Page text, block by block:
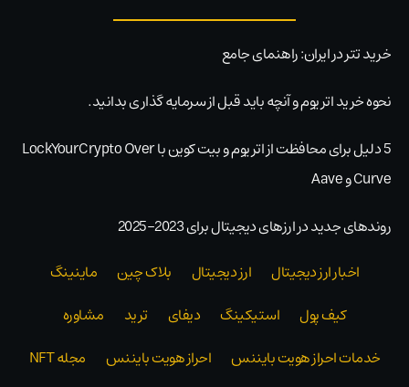
خرید تتر در ایران: راهنمای جامع
نحوه خرید اتریوم و آنچه باید قبل از سرمایه گذاری بدانید.
5 دلیل برای محافظت از اتریوم و بیت کوین با LockYourCrypto Over
Curve و Aave
روندهای جدید در ارزهای دیجیتال برای 2023-2025
اخبار ارز دیجیتال
ارز دیجیتال بلاک‌ چین
ماینینگ
کیف پول
استیکینگ دیفای ترید
مشاوره
خدمات احراز هویت بایننس
احراز هویت بایننس
مجله NFT